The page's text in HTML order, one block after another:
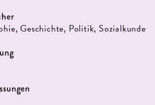
Geschichte, Politik, Sozialkunde